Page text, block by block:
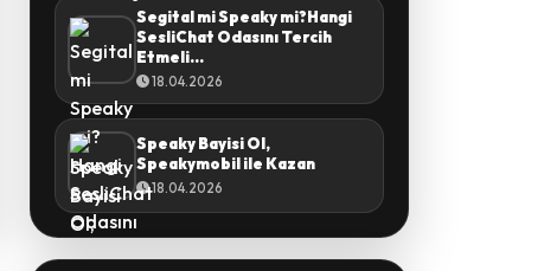
Segital mi Speaky mi?Hangi
SesliChat Odasını Tercih
Etmeli...
18.04.2026
Speaky Bayisi Ol,
Speakymobil ile Kazan
18.04.2026